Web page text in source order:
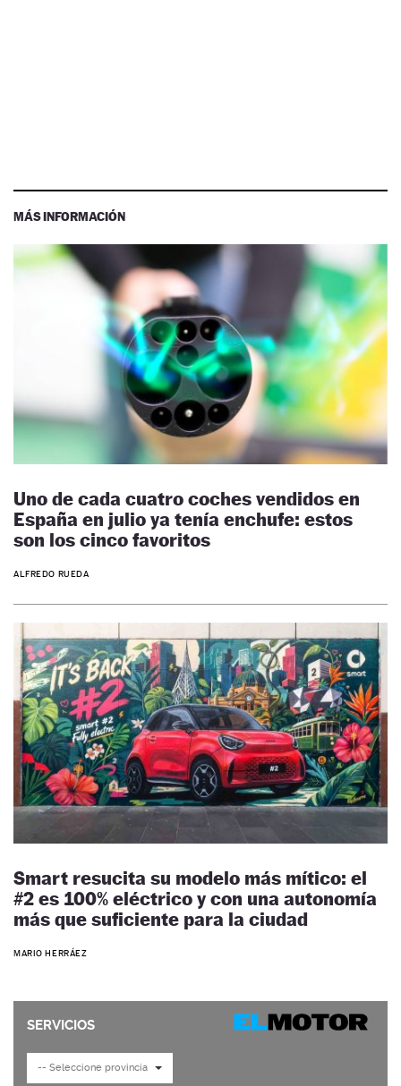
MÁS INFORMACIÓN
Uno de cada cuatro coches vendidos en
España en julio ya tenía enchufe: estos
son los cinco favoritos
ALFREDO RUEDA
Smart resucita su modelo más mítico: el
#2 es 100% eléctrico y con una autonomía
más que suficiente para la ciudad
MARIO HERRÁEZ